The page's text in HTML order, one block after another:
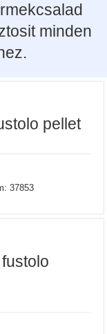
minden
pellet
37853